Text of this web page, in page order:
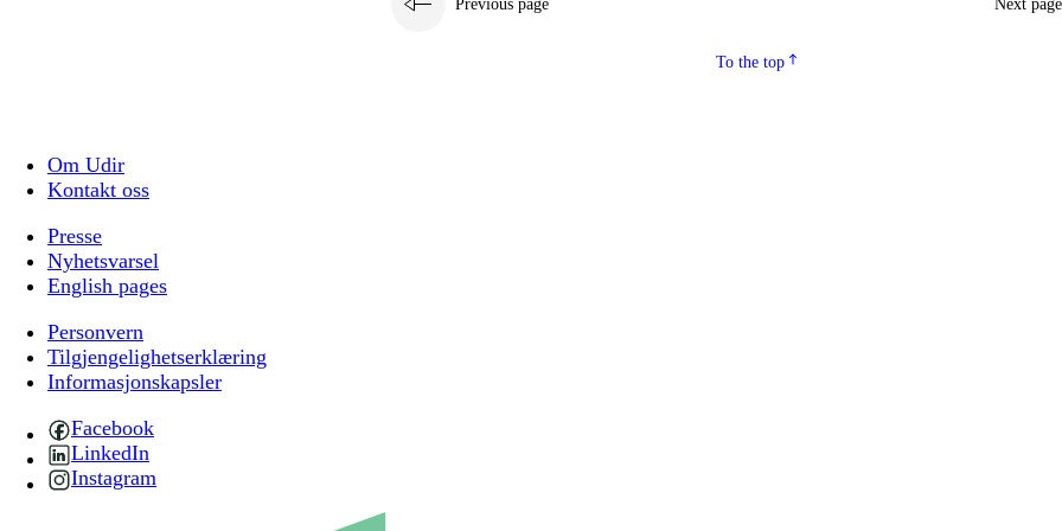
Previous page Next page
To the top
Om Udir
Kontakt oss
Presse
Nyhetsvarsel
English pages
Personvern
Tilgjengelighetserklæring
Informasjonskapsler
Facebook
LinkedIn
Instagram